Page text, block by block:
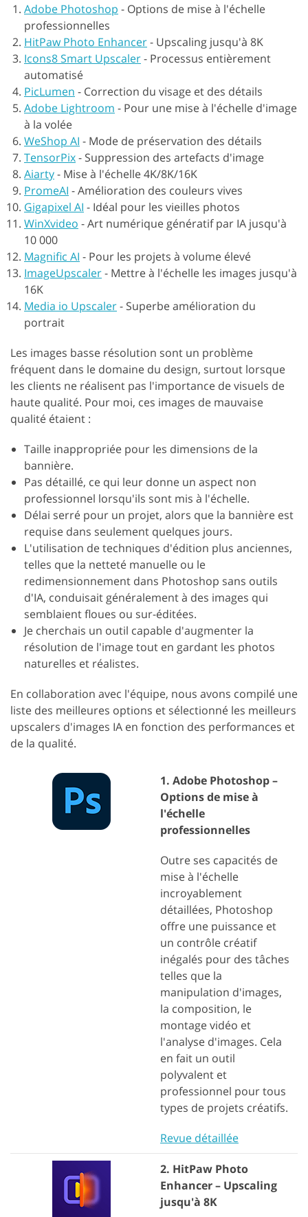
Adobe Photoshop - Options de mise à l'échelle
professionnelles
HitPaw Photo Enhancer- Upscaling jusqu'à 8K
Icons8 Smart Upscaler- Processus entièrement
automatisé
PicLumen - Correction du visage et des détails
Adobe Lightroom - Pour une mise à l'échelle d'image
à la volée
WeShop AI - Mode de préservation des détails
TensorPix- Suppression des artefacts d'image
Aiarty- Mise à l'échelle 4K/8K/16K
PromeAI -Amélioration des couleurs vives
Gigapixel AI - Idéal pour les vieilles photos
WinXvideo -Art numérique génératif par IA jusqu'à
10 000
Magnific AI - Pour les projets à volume élevé
ImageUpscaler- Mettre à l'échelle les images jusqu'à
16K
Media io Upscaler- Superbe amélioration du
portrait
Les images basse résolution sont un problème
fréquent dans le domaine du design, surtout lorsque
les clients ne réalisent pas l'importance de visuels de
haute qualité. Pour moi, ces images de mauvaise
qualité étaient :
Taille inappropriée pour les dimensions de la
bannière.
Pas détaillé, ce qui leur donne un aspect non
professionnel lorsqu'ils sont mis à l'échelle.
Délai serré pour un projet, alors que la bannière est
requise dans seulement quelques jours.
L'utilisation de techniques d'édition plus anciennes,
telles que la netteté manuelle ou le
redimensionnement dans Photoshop sans outils
d'IA, conduisait généralement à des images qui
semblaient floues ou sur-éditées.
Je cherchais un outil capable d'augmenter la
résolution de l'image tout en gardant les photos
naturelles et réalistes.
En collaboration avec l'équipe, nous avons compilé une
liste des meilleures options et sélectionné les meilleurs
upscalers d'images IA en fonction des performances et
de la qualité.
1. Adobe Photoshop –
Options de mise à
l'échelle
professionnelles
Outre ses capacités de
mise à l'échelle
incroyablement
détaillées, Photoshop
offre une puissance et
un contrôle créatif
inégalés pour des tâches
telles que la
manipulation d'images,
la composition, le
montage vidéo et
l'analyse d'images. Cela
en fait un outil
polyvalent et
professionnel pour tous
types de projets créatifs.
Revue détaillée
2. HitPaw Photo
Enhancer – Upscaling
jusqu'à 8K